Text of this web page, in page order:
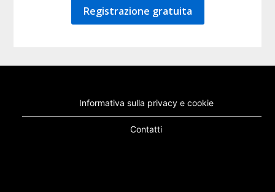
Registrazione gratuita
Informativa sulla privacy e cookie
Contatti